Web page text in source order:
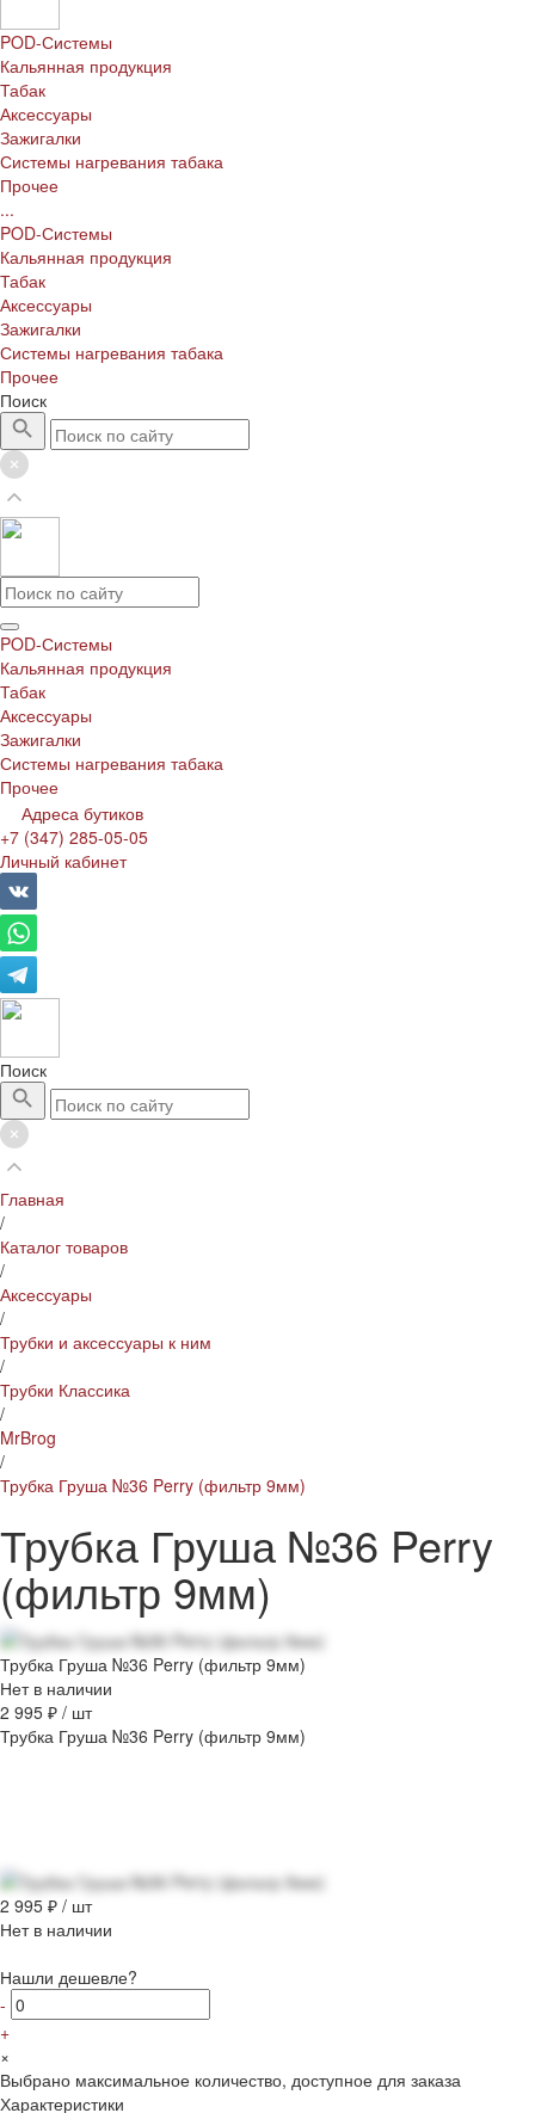
POD-Системы
Кальянная продукция
Табак
Аксессуары
Зажигалки
Системы нагревания табака
Прочее
...
POD-Системы
Кальянная продукция
Табак
Аксессуары
Зажигалки
Системы нагревания табака
Прочее
Поиск
POD-Системы
Кальянная продукция
Табак
Аксессуары
Зажигалки
Системы нагревания табака
Прочее
Адреса бутиков
+7 (347) 285-05-05
Личный кабинет
Поиск
Главная
/
Каталог товаров
/
Аксессуары
/
Трубки и аксессуары к ним
/
Трубки Классика
/
MrBrog
/
Трубка Груша №36 Perry (фильтр 9мм)
Трубка Груша №36 Perry
(фильтр 9мм)
Трубка Груша №36 Perry (фильтр 9мм)
Нет в наличии
2 995 ₽ / шт
Трубка Груша №36 Perry (фильтр 9мм)
2 995 ₽ / шт
Нет в наличии
Нашли дешевле?
-
+
×
Выбрано максимальное количество, доступное для заказа
Характеристики